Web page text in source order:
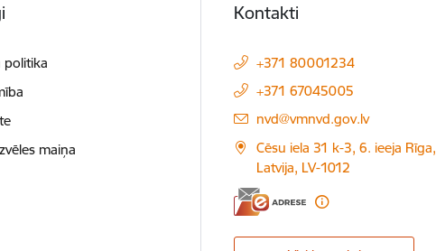
politika
maiņa
Kontakti
+371 80001234
+371 67045005
E-pasts:
nvd@vmnvd.gov.lv
Cēsu iela 31 k-3, 6. ieeja Rīga,
Latvija, LV-1012